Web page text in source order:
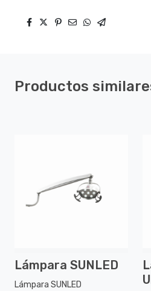
Productos
Lámpara SUNLED
Lámpara SUNLED